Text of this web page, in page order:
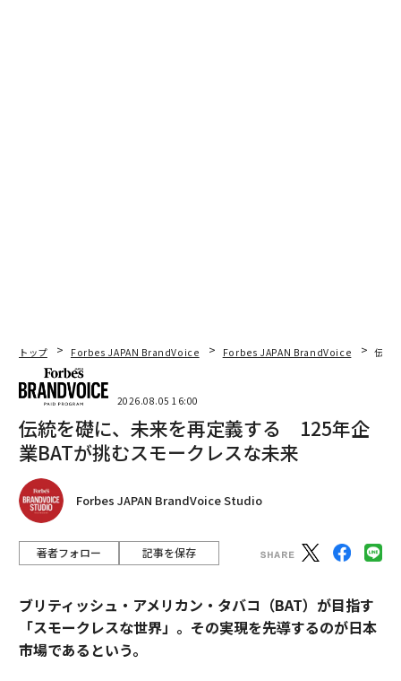
トップ Forbes JAPAN BrandVoice Forbes JAPAN BrandVoice 伝統
2026.08.05 16:00
伝統を礎に、未来を再定義する 125年企
業BATが挑むスモークレスな未来
Forbes JAPAN BrandVoice Studio
著者フォロー 記事を保存
ブリティッシュ・アメリカン・タバコ（BAT）が目指す
「スモークレスな世界」。その実現を先導するのが日本
市場であるという。